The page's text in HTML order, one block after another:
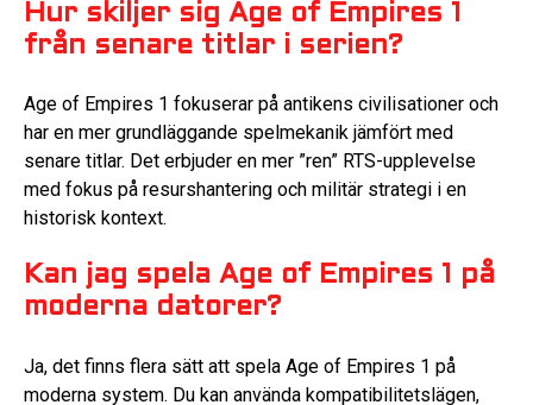
Hur skiljer sig Age of Empires 1
från senare titlar i serien?
Age of Empires 1 fokuserar på antikens civilisationer och
har en mer grundläggande spelmekanik jämfört med
senare titlar. Det erbjuder en mer ”ren” RTS-upplevelse
med fokus på resurshantering och militär strategi i en
historisk kontext.
Kan jag spela Age of Empires 1 på
moderna datorer?
Ja, det finns flera sätt att spela Age of Empires 1 på
moderna system. Du kan använda kompatibilitetslägen,